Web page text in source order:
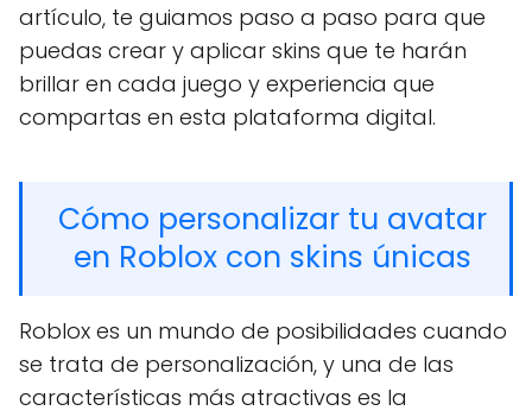
artículo, te guiamos paso a paso para que
puedas crear y aplicar skins que te harán
brillar en cada juego y experiencia que
compartas en esta plataforma digital.
Cómo personalizar tu avatar
en Roblox con skins únicas
Roblox es un mundo de posibilidades cuando
se trata de personalización, y una de las
características más atractivas es la